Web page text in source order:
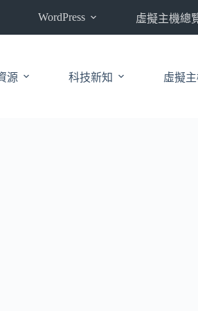
WordPress 虛擬主機總
源 科技新知 虛擬